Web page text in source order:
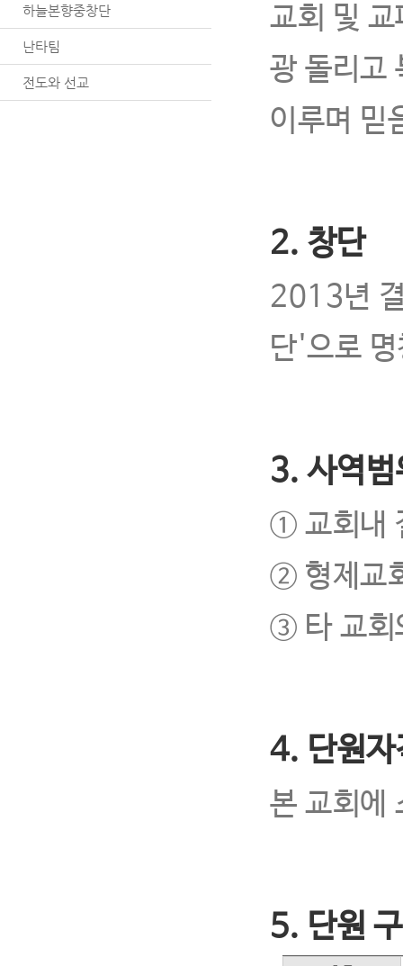
하늘본향중창단
난타팀
전도와 선교
교회 및
광 돌리고
이루며 믿
2. 창단
2013년
단'으로
3. 사역범
① 교회내
② 형제교
③ 타 교회
4. 단원자
본 교회에
5. 단원